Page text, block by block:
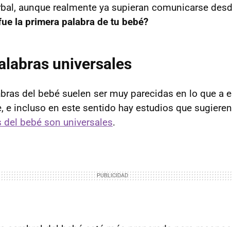
aunque realmente ya supieran comunicarse
la primera palabra de tu bebé?
universales
del bebé suelen ser muy parecidas en lo que a
e incluso en este sentido hay estudios que
del bebé son universales.